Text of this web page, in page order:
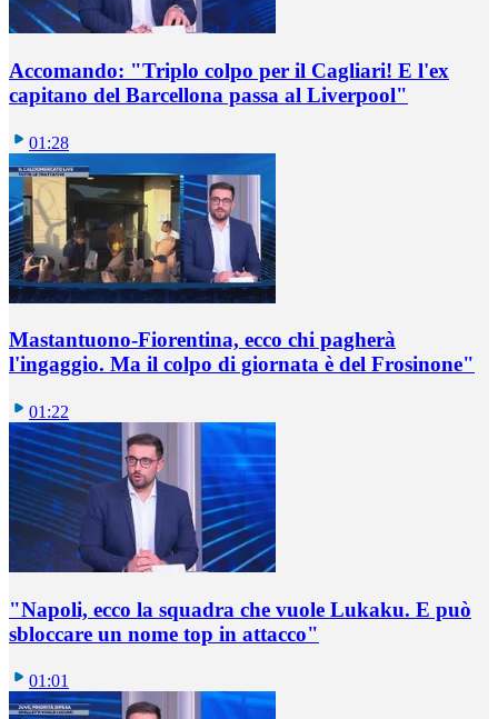
Accomando: "Triplo colpo per il Cagliari! E l'ex
capitano del Barcellona passa al Liverpool"
01:28
Mastantuono-Fiorentina, ecco chi pagherà
l'ingaggio. Ma il colpo di giornata è del Frosinone"
01:22
"Napoli, ecco la squadra che vuole Lukaku. E può
sbloccare un nome top in attacco"
01:01